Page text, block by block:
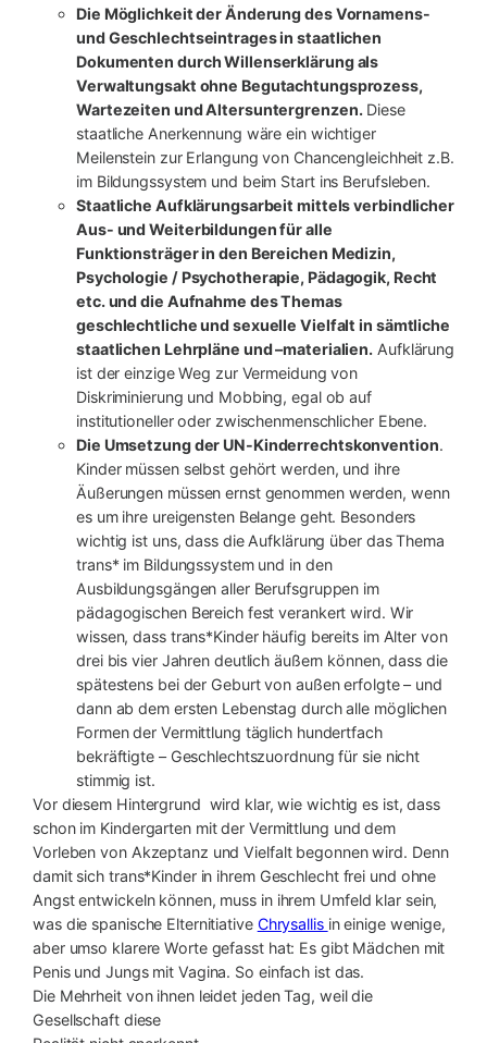
Die Möglichkeit der Änderung des Vornamens-
und Geschlechtseintrages in staatlichen
Dokumenten durch Willenserklärung als
Verwaltungsakt ohne Begutachtungsprozess,
Wartezeiten und Altersuntergrenzen.Diese
staatliche Anerkennung wäre ein wichtiger
Meilenstein zur Erlangung von Chancengleichheit z.B.
im Bildungssystem und beim Start ins Berufsleben.
Staatliche Aufklärungsarbeit mittels verbindlicher
Aus- und Weiterbildungen für alle
Funktionsträger in den Bereichen Medizin,
Psychologie / Psychotherapie, Pädagogik, Recht
etc. und die Aufnahme des Themas
geschlechtliche und sexuelle Vielfalt in sämtliche
staatlichen Lehrpläne und –materialien. Aufklärung
ist der einzige Weg zur Vermeidung von
Diskriminierung und Mobbing, egal ob auf
institutioneller oder zwischenmenschlicher Ebene.
Die Umsetzung der UN-Kinderrechtskonvention.
Kinder müssen selbst gehört werden, und ihre
Äußerungen müssen ernst genommen werden, wenn
es um ihre ureigensten Belange geht. Besonders
wichtig ist uns, dass die Aufklärung über das Thema
trans* im Bildungssystem und in den
Ausbildungsgängen aller Berufsgruppen im
pädagogischen Bereich fest verankert wird. Wir
wissen, dass trans*Kinder häufig bereits im Alter von
drei bis vier Jahren deutlich äußern können, dass die
spätestens bei der Geburt von außen erfolgte – und
dann ab dem ersten Lebenstag durch alle möglichen
Formen der Vermittlung täglich hundertfach
bekräftigte – Geschlechtszuordnung für sie nicht
stimmig ist.
Vor diesem Hintergrund wird klar, wie wichtig es ist, dass
schon im Kindergarten mit der Vermittlung und dem
Vorleben von Akzeptanz und Vielfalt begonnen wird. Denn
damit sich trans*Kinder in ihrem Geschlecht frei und ohne
Angst entwickeln können, muss in ihrem Umfeld klar sein,
was die spanische Elternitiative Chrysallis in einige wenige,
aber umso klarere Worte gefasst hat: Es gibt Mädchen mit
Penis und Jungs mit Vagina. So einfach ist das.
Die Mehrheit von ihnen leidet jeden Tag, weil die
Gesellschaft diese